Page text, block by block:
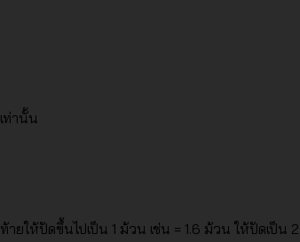
ท่านั้น
ให้ปัดขึ้นไปเป็น 1 ม้วน เช่น = 1.6 ม้วน ให้ปัดเป็น